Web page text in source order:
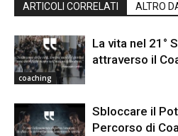
ARTICOLI CORRELATI ALTRO
coaching
La vita nel 21°
attraverso il
Sbloccare il
Percorso di